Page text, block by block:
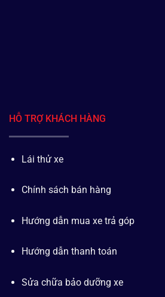
HỖ TRỢ KHÁCH HÀNG
Lái thử xe
Chính sách bán hàng
Hướng dẫn mua xe trả góp
Hướng dẫn thanh toán
Sửa chữa bảo dưỡng xe